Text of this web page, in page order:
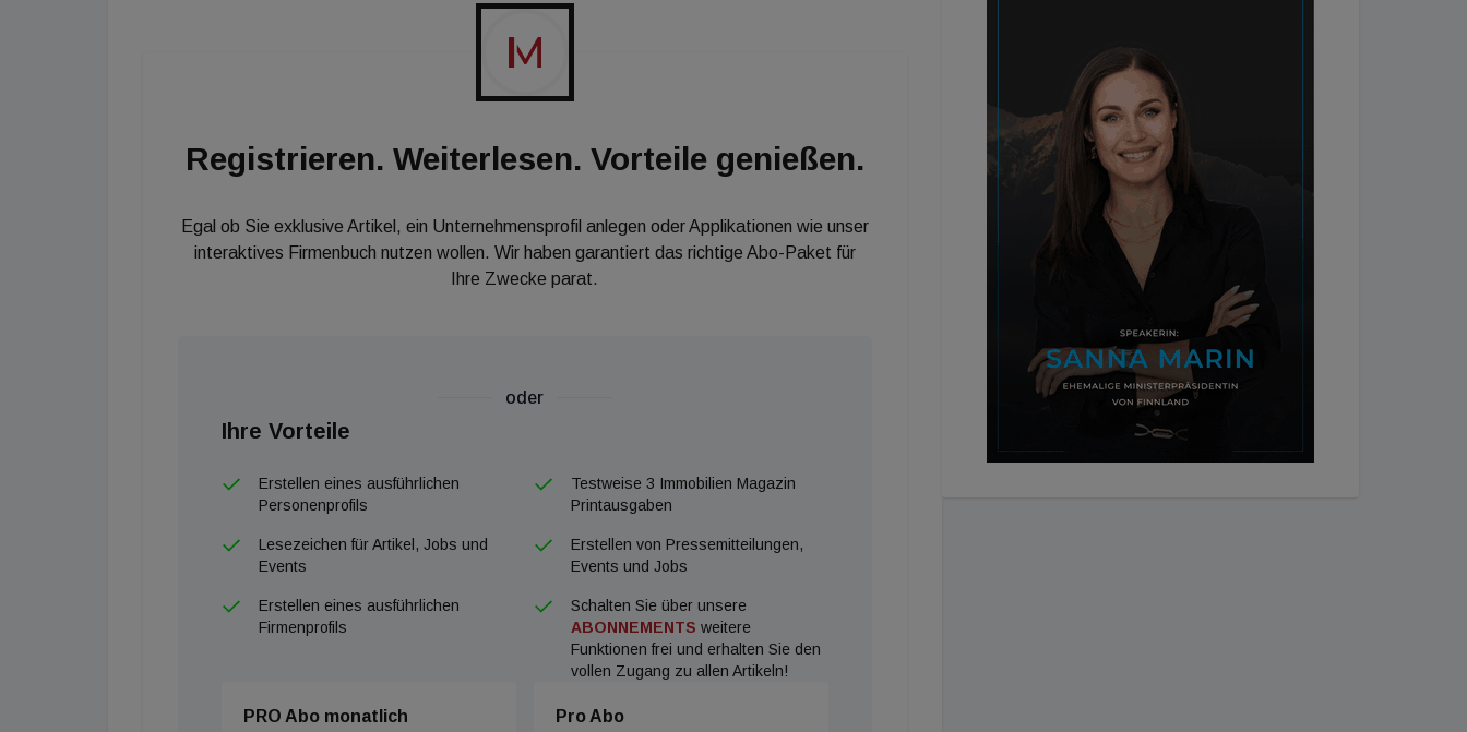
"Nachhaltigkeit, weiträumige Grünflächen, ausgezeichnete Luft- und Wasserqualität sowie
umfangreiche Outdoor-Angebote sind Themen, die für eine Großstadt heute nicht mehr
wegzudenken sind, wenn sie international punkten möchte." Obwohl das Gesamtvolumen der
Immobilieninvestitionen im Jahr 2020 zurückging, lag das von privaten Anlegern eingesetzte Kapital
Immobilieninvestitionen im Jahr 2020 zurückging, lag das von privaten Anlegern eingesetzte Kapital
Investitionen institutioneller Anleger. Knight Frank rechnet heuer mit einer Preissteigerung von bis zu
sieben Prozent weltweit.
Registrieren. Weiterlesen. Vorteile genießen.
Egal ob Sie exklusive Artikel, ein Unternehmensprofil anlegen oder Applikationen wie unser
interaktives Firmenbuch nutzen wollen. Wir haben garantiert das richtige Abo-Paket für
Ihre Zwecke parat.
oder
Ihre Vorteile
Erstellen eines ausführlichen
Personenprofils
Testweise 3 Immobilien Magazin
Printausgaben
Lesezeichen für Artikel, Jobs und
Events
Erstellen von Pressemitteilungen,
Events und Jobs
Erstellen eines ausführlichen
Firmenprofils
Schalten Sie über unsere
ABONNEMENTS weitere
Funktionen frei und erhalten Sie den
vollen Zugang zu allen Artikeln!
PRO Abo monatlich
Pro Abo